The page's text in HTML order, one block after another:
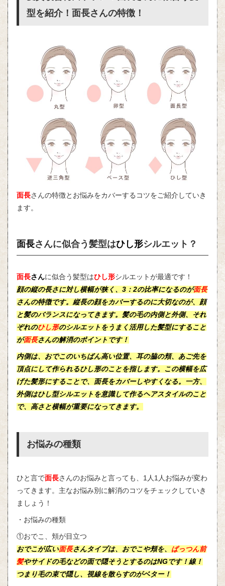
型を紹介！面長さんの特徴！
面長さんの特徴とお悩みをカバーするコツをご紹介していき
ます。
面長さんに似合う髪型はひし形シルエット？
面長さんに似合う髪型はひし形シルエットが最適です！
顔の縦の長さに対し横幅が狭く、3：2の比率になるのが面長
さんの特徴です。縦長の顔をカバーするのに大切なのが、顔
と髪のバランスになってきます。髪の毛の内側と外側、それ
ぞれのひし形のシルエットをうまく活用した髪型にすること
が面長さんの解消のポイントです！
内側は、おでこのいちばん高い位置、耳の脇の頬、あご先を
頂点にして作られるひし形のことを指します。この横幅を広
げた髪形にすることで、面長をカバーしやすくなる。一方、
外側はひし型シルエットを意識して作るヘアスタイルのこと
で、高さと横幅が重要になってきます。
お悩みの種類
ひと言で面長さんのお悩みと言っても、1人1人お悩みが変わ
ってきます。主なお悩み別に解消のコツをチェックしていき
ましょう！
・お悩みの種類
①おでこ、頬が目立つ
おでこが広い面長さんタイプは、おでこや頬を、 ぱっつん前
髪やサイドの毛などの面で隠そうとするのはNGです！線！
つまり毛の束で隠し、視線を散らすのがベター！